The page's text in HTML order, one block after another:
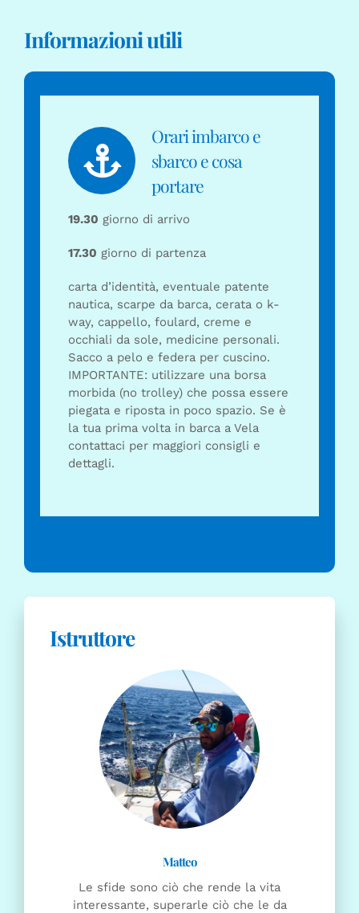
Informazioni utili
Orari imbarco e
sbarco e cosa
portare
19.30 giorno di arrivo
17.30 giorno di partenza
carta d’identità, eventuale patente
nautica, scarpe da barca, cerata o k-
way, cappello, foulard, creme e
occhiali da sole, medicine personali.
Sacco a pelo e federa per cuscino.
IMPORTANTE: utilizzare una borsa
morbida (no trolley) che possa essere
piegata e riposta in poco spazio. Se è
la tua prima volta in barca a Vela
contattaci per maggiori consigli e
dettagli.
Istruttore
Le sfide sono ciò che rende la vita
interessante, superarle ciò che le da